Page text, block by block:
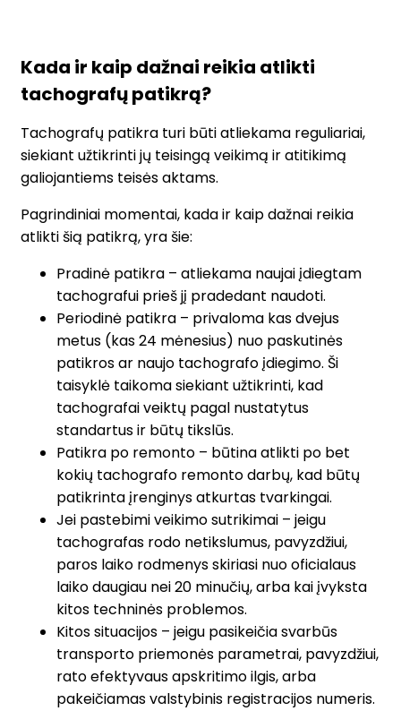
Kada ir kaip dažnai reikia atlikti
tachografų patikrą?
Tachografų patikra turi būti atliekama reguliariai,
siekiant užtikrinti jų teisingą veikimą ir atitikimą
galiojantiems teisės aktams.
Pagrindiniai momentai, kada ir kaip dažnai reikia
atlikti šią patikrą, yra šie:
Pradinė patikra – atliekama naujai įdiegtam
tachografui prieš jį pradedant naudoti.
Periodinė patikra – privaloma kas dvejus
metus (kas 24 mėnesius) nuo paskutinės
patikros ar naujo tachografo įdiegimo. Ši
taisyklė taikoma siekiant užtikrinti, kad
tachografai veiktų pagal nustatytus
standartus ir būtų tikslūs.
Patikra po remonto – būtina atlikti po bet
kokių tachografo remonto darbų, kad būtų
patikrinta įrenginys atkurtas tvarkingai.
Jei pastebimi veikimo sutrikimai – jeigu
tachografas rodo netikslumus, pavyzdžiui,
paros laiko rodmenys skiriasi nuo oficialaus
laiko daugiau nei 20 minučių, arba kai įvyksta
kitos techninės problemos.
Kitos situacijos – jeigu pasikeičia svarbūs
transporto priemonės parametrai, pavyzdžiui,
rato efektyvaus apskritimo ilgis, arba
pakeičiamas valstybinis registracijos numeris.